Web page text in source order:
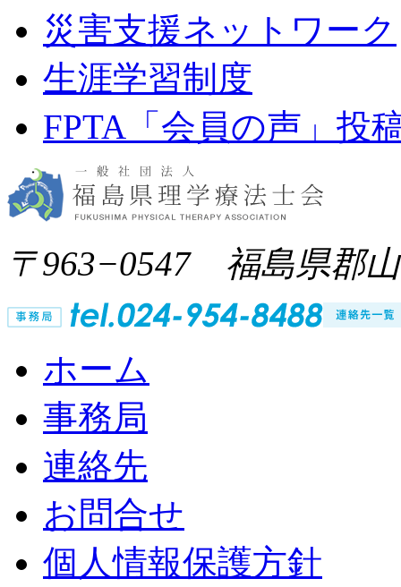
災害支援ネットワーク
生涯学習制度
FPTA「会員の声」投
〒963−0547 福島県郡
ホーム
事務局
連絡先
お問合せ
個人情報保護方針